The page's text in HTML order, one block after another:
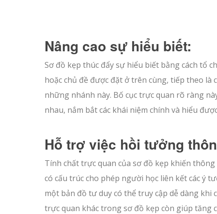
Nâng cao sự hiểu biết:
Sơ đồ kẹp thúc đẩy sự hiểu biết bằng cách tổ
hoặc chủ đề được đặt ở trên cùng, tiếp theo là
những nhánh này. Bố cục trực quan rõ ràng
nhau, nắm bắt các khái niệm chính và hiểu
Hỗ trợ việc hồi tưởng
Tính chất trực quan của sơ đồ kẹp khiến
có cấu trúc cho phép người học liên kết các ý
một bản đồ tư duy có thể truy cập dễ dàng khi
trực quan khác trong sơ đồ kẹp còn giúp tăng